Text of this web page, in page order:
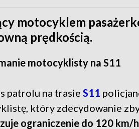
motocyklem
prędkością.
motocyklisty na S11
patrolu na trasie S11
który zdecydowanie
ograniczenie do 120 km/